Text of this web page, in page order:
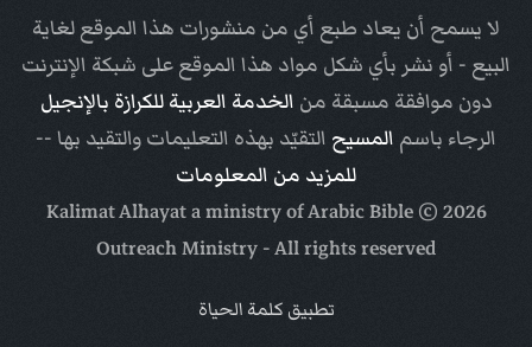
لا يسمح أن يعاد طبع أي من منشورات هذا الموقع لغاية
البيع - أو نشر بأي شكل مواد هذا الموقع على شبكة الإنترنت
دون موافقة مسبقة من الخدمة العربية للكرازة بالإنجيل
الرجاء باسم المسيح التقيّد بهذه التعليمات والتقيد بها --
للمزيد من المعلومات
2026
© Kalimat Alhayat a ministry of
Arabic Bible
Outreach Ministry- All rights reserved
تطبيق كلمة الحياة